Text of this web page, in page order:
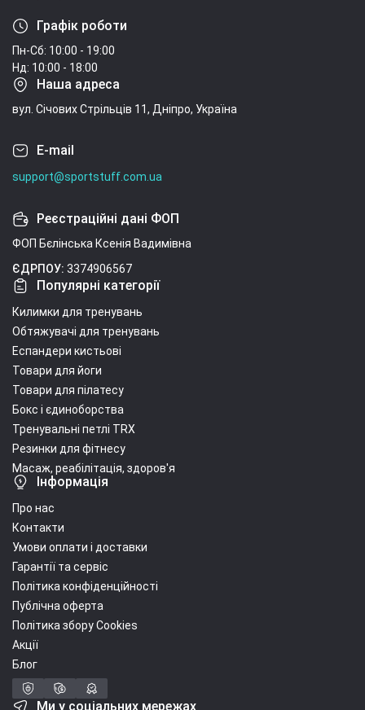
Графік роботи
Пн-Сб: 10:00 - 19:00
Нд: 10:00 - 18:00
Наша адреса
вул. Січових Стрільців 11, Дніпро, Україна
E-mail
support@sportstuff.com.ua
Реєстраційні дані ФОП
ФОП Бєлінська Ксенія Вадимівна
ЄДРПОУ: 3374906567
Популярні категорії
Килимки для тренувань
Обтяжувачі для тренувань
Еспандери кистьові
Товари для йоги
Товари для пілатесу
Бокс і єдиноборства
Тренувальні петлі TRX
Резинки для фітнесу
Масаж, реабілітація, здоров'я
Інформація
Про нас
Контакти
Умови оплати і доставки
Гарантії та сервіс
Політика конфіденційності
Публічна оферта
Політика збору Cookies
Акції
Блог
Ми у соціальних мережах